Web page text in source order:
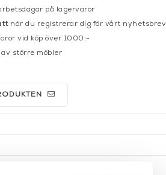
på lagervaror
när du registrerar dig för vårt nyhetsbrev
vid köp över 1000:-
större möbler